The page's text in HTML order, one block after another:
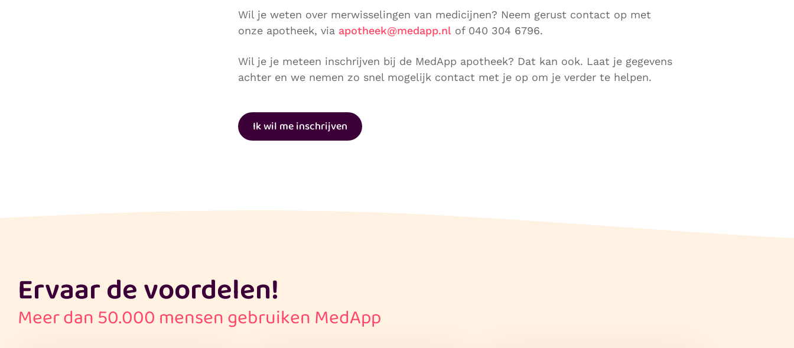
Wil je weten over merwisselingen van medicijnen? Neem gerust contact op met
onze apotheek, via apotheek@medapp.nl of 040 304 6796.
Wil je je meteen inschrijven bij de MedApp apotheek? Dat kan ook. Laat je gegevens
achter en we nemen zo snel mogelijk contact met je op om je verder te helpen.
Ik wil me inschrijven
Ervaar de voordelen!
Meer dan 50.000 mensen gebruiken MedApp